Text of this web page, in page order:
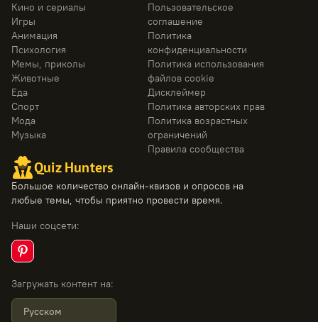
Quiz Hunters
Большое количество онлайн-квизов и опросов на
любые темы, чтобы приятно провести время.
Наши соцсети:
Загружать контент на:
Русском
Кино и сериалы
Игры
Анимация
Психология
Мемы, приколы
Животные
Еда
Спорт
Мода
Музыка
Пользовательское
соглашение
Политика
конфиденциальности
Политика использования
файлов cookie
Дисклеймер
Политика авторских прав
Политика возрастных
ограничений
Правила сообщества